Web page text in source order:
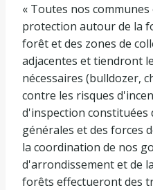
« Toutes nos
protection autour de la
forêt et des zones de
adjacentes et tiendront
nécessaires (bulldozer,
contre les risques
d'inspection constituées
générales et des forces
la coordination de nos
d'arrondissement et de
forêts effectueront des